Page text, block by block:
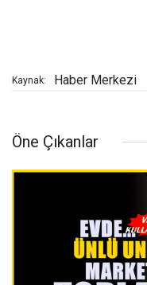
Kaynak: Haber Merkezi
Öne Çıkanlar